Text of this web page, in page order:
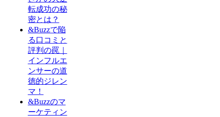
転成功の秘
密とは？
&Buzzで陥
る口コミと
評判の罠｜
インフルエ
ンサーの道
徳的ジレン
マ！
&Buzzのマ
ーケティン